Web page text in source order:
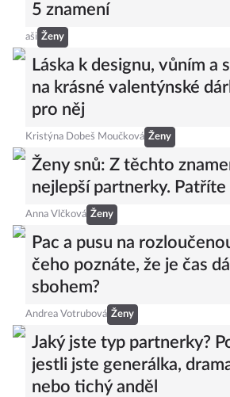
5 znamení
aši Ženy
Láska k designu, vůním a
na krásné valentýnské
pro něj
Kristýna Dobeš Moučková Ženy
Ženy snů: Z těchto
nejlepší partnerky. Patříte
Anna Vlčková Ženy
Pac a pusu na
čeho poznáte, že je čas
sbohem?
Andrea Votrubová Ženy
Jaký jste typ partnerky?
jestli jste generálka,
nebo tichý anděl